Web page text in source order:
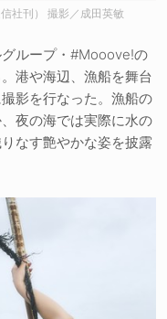
社刊） 撮影／成田英敏
ループ・#Mooove!の
港や海辺、漁船を舞台
影を行なった。漁船の
夜の海では実際に水の
なす艶やかな姿を披露